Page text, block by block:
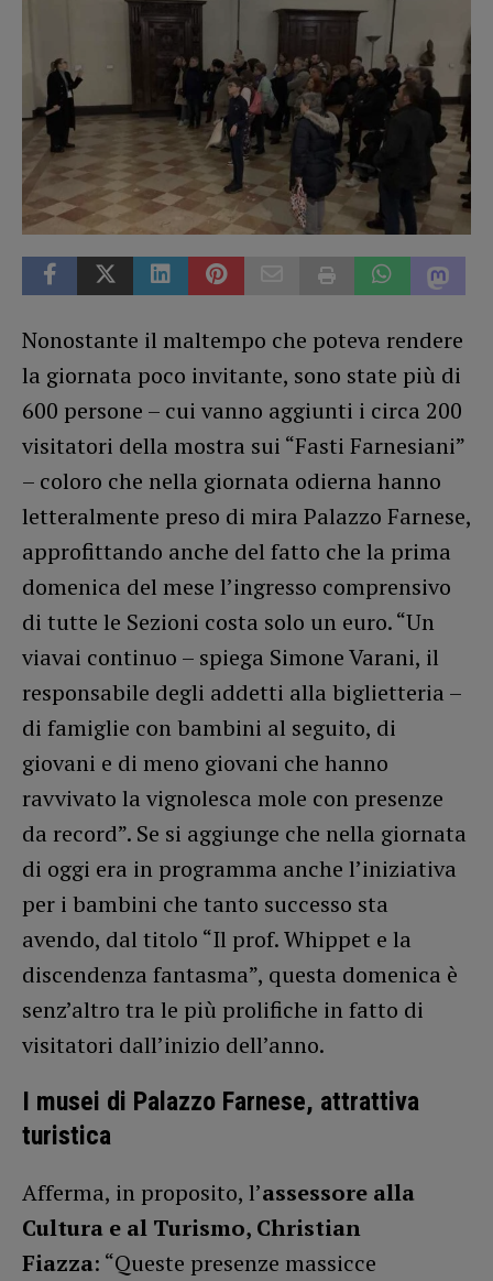
Nonostante il maltempo che poteva rendere
la giornata poco invitante, sono state più di
600 persone – cui vanno aggiunti i circa 200
visitatori della mostra sui “Fasti Farnesiani”
– coloro che nella giornata odierna hanno
letteralmente preso di mira Palazzo Farnese,
approfittando anche del fatto che la prima
domenica del mese l’ingresso comprensivo
di tutte le Sezioni costa solo un euro. “Un
viavai continuo – spiega Simone Varani, il
responsabile degli addetti alla biglietteria –
di famiglie con bambini al seguito, di
giovani e di meno giovani che hanno
ravvivato la vignolesca mole con presenze
da record”. Se si aggiunge che nella giornata
di oggi era in programma anche l’iniziativa
per i bambini che tanto successo sta
avendo, dal titolo “Il prof. Whippet e la
discendenza fantasma”, questa domenica è
senz’altro tra le più prolifiche in fatto di
visitatori dall’inizio dell’anno.
I musei di Palazzo Farnese, attrattiva
turistica
Afferma, in proposito, l’assessore alla
Cultura e al Turismo, Christian
Fiazza: “Queste presenze massicce